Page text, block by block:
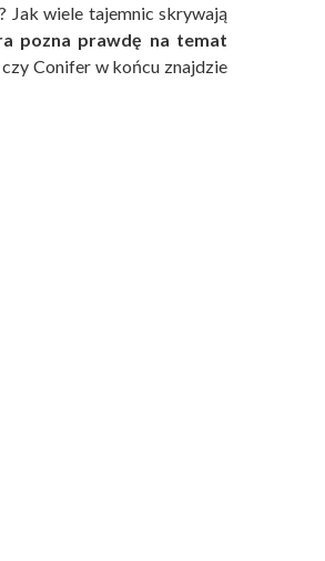
Jak wiele tajemnic skrywają
pozna prawdę na temat
Conifer w końcu znajdzie